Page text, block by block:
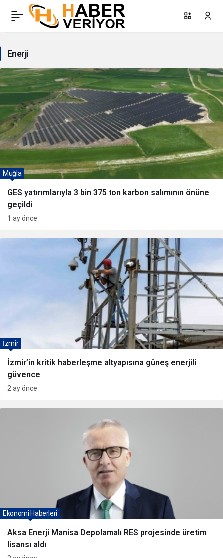
Enerji
Haberleri
Enerji
GES yatırımlarıyla 3 bin 375 ton karbon salımının önüne
geçildi
Muğla
1 ay önce
İzmir’in kritik haberleşme altyapısına güneş enerjili
güvence
İzmir
2 ay önce
Aksa Enerji Manisa Depolamalı RES projesinde üretim
lisansı aldı
Ekonomi Haberleri